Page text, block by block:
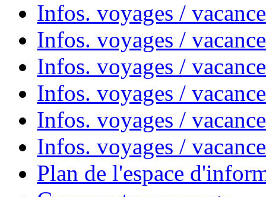
Infos. voyages /
Infos. voyages /
Infos. voyages /
Infos. voyages /
Infos. voyages /
Infos. voyages /
Plan de l'espace